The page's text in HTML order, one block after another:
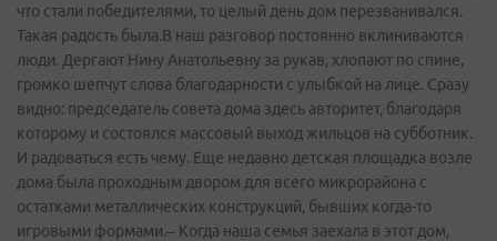
что стали победителями, то целый день дом перезванивался.
Такая радость была.В наш разговор постоянно вклиниваются
люди. Дергают Нину Анатольевну за рукав, хлопают по спине,
громко шепчут слова благодарности с улыбкой на лице. Сразу
видно: председатель совета дома здесь авторитет, благодаря
которому и состоялся массовый выход жильцов на субботник.
И радоваться есть чему. Еще недавно детская площадка возле
дома была проходным двором для всего микрорайона с
остатками металлических конструкций, бывших когда-то
игровыми формами.– Когда наша семья заехала в этот дом,